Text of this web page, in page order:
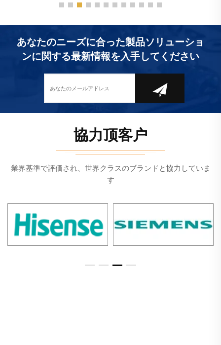
あなたのニーズに合った製品ソリューショ
ンに関する最新情報を入手してください
協力顶客户
業界基準で評価され、世界クラスのブランドと協力していま
す